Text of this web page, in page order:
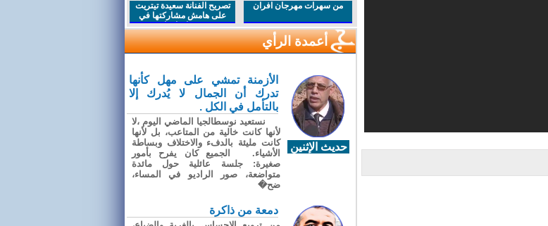
من سهرات مهرجان افران
تصريح الفنانة سعيدة تيتريت
على هامش مشاركتها في
مهرجان افران
أعمدة الرأي
حديث الإثنين
الأزمنة تمشي على مهل كأنها
تدرك أن الجمال لا يُدرك إلا
بالتأمل في الكل .
نستعيد نوسطالجيا الماضي اليوم ،لا
لأنها كانت خالية من المتاعب، بل لأنها
كانت مليئة بالدفء والاختلاف وبساطة
الأشياء. الجميع كان يفرح بأمور
صغيرة: جلسة عائلية حول مائدة
متواضعة، صور الراديو في المساء،
ضح�
دمعة من ذاكرة